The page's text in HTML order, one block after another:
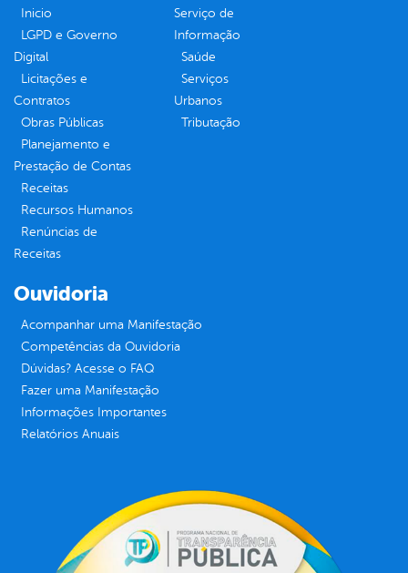
Inicio
LGPD e Governo
Digital
Licitações e
Contratos
Obras Públicas
Planejamento e
Prestação de Contas
Receitas
Recursos Humanos
Renúncias de
Receitas
Serviço de
Informação
Saúde
Serviços
Urbanos
Tributação
Ouvidoria
Acompanhar uma Manifestação
Competências da Ouvidoria
Dúvidas? Acesse o FAQ
Fazer uma Manifestação
Informações Importantes
Relatórios Anuais